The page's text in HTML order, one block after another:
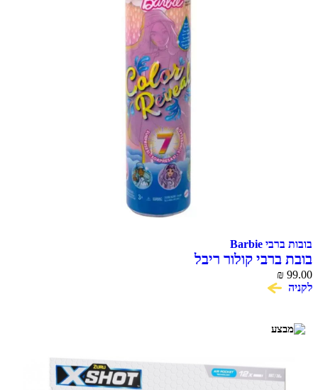
בובות ברבי Barbie
בובת ברבי קולור ריבל
₪ 99.00
לקניה